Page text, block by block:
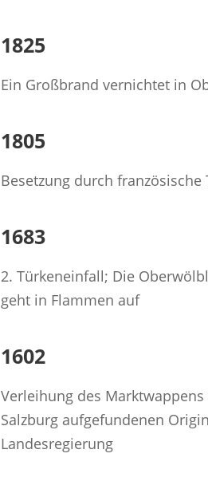
1825
Ein Großbrand vernichtet in
1805
Besetzung durch französische
1683
2. Türkeneinfall; Die
geht in Flammen auf
1602
Verleihung des
Salzburg aufgefundenen
Landesregierung